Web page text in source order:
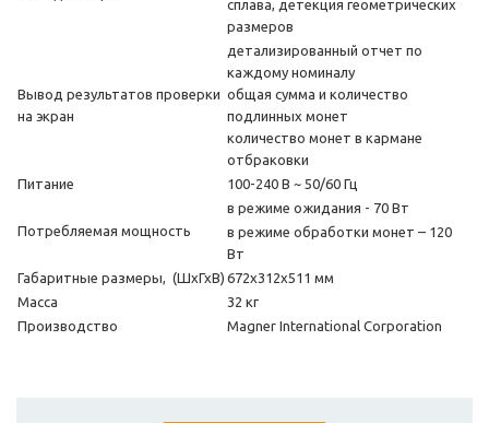
сплава, детекция геометрических
размеров
Вывод результатов проверки
на экран
детализированный отчет по
каждому номиналу
общая сумма и количество
подлинных монет
количество монет в кармане
отбраковки
Питание
100-240 В ~ 50/60 Гц
Потребляемая мощность
в режиме ожидания - 70 Вт
в режиме обработки монет – 120
Вт
Габаритные размеры, (ШхГхВ) 672х312х511 мм
Масса
32 кг
Производство
Magner International Corporation